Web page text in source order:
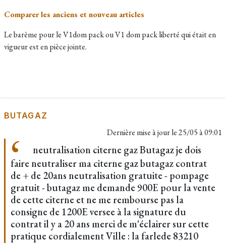
Comparer les anciens et nouveau articles
Le barème pour le V1dom pack ou V1 dom pack liberté qui était en
vigueur est en pièce jointe.
BUTAGAZ
Dernière mise à jour le25/05 à 09:01
neutralisation citerne gaz Butagaz je dois
faire neutraliser ma citerne gaz butagaz contrat
de + de 20ans neutralisation gratuite - pompage
gratuit - butagaz me demande 900E pour la vente
de cette citerne et ne me rembourse pas la
consigne de 1200E versee à la signature du
contrat il y a 20 ans merci de m'éclairer sur cette
pratique cordialement Ville : la farlede 83210